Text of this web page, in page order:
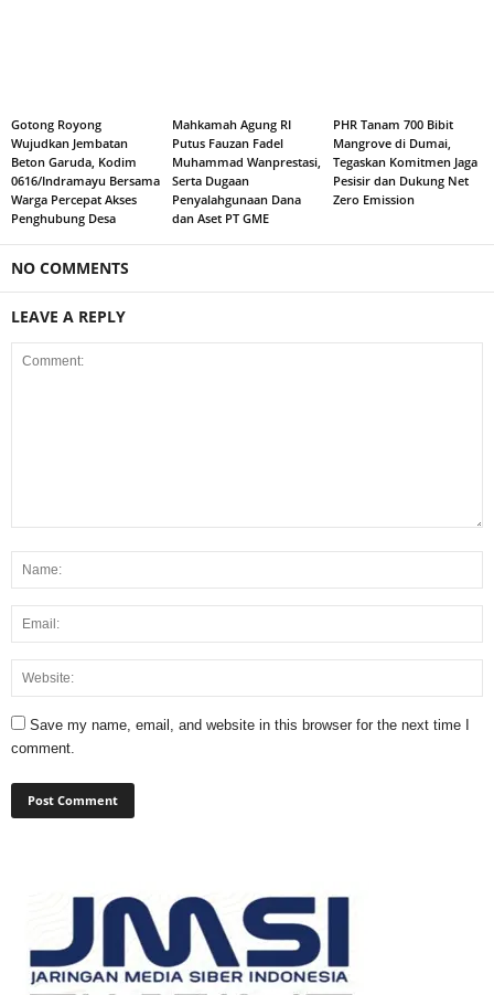
Gotong Royong
Wujudkan Jembatan
Beton Garuda, Kodim
0616/Indramayu Bersama
Warga Percepat Akses
Penghubung Desa
Mahkamah Agung RI
Putus Fauzan Fadel
Muhammad Wanprestasi,
Serta Dugaan
Penyalahgunaan Dana
dan Aset PT GME
PHR Tanam 700 Bibit
Mangrove di Dumai,
Tegaskan Komitmen Jaga
Pesisir dan Dukung Net
Zero Emission
NO COMMENTS
LEAVE A REPLY
Save my name, email, and website in this browser for the next time I
comment.